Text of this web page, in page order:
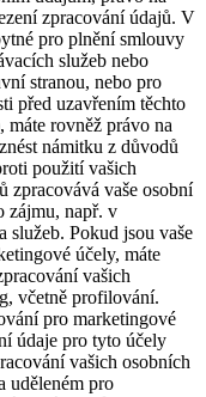
zpracování údajů. V
pro plnění smlouvy
služeb nebo
stranou, nebo pro
před uzavřením těchto
rovněž právo na
námitku z důvodů
použití vašich
zpracovává vaše osobní
zájmu, např. v
služeb. Pokud jsou vaše
účely, máte
vašich
včetně profilování.
pro marketingové
údaje pro tyto účely
vašich osobních
uděleném pro